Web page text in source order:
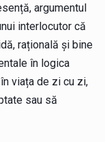
argumentul
interlocutor că
rațională și bine
în logica
viața de zi cu zi,
sau să